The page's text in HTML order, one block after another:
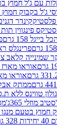
גומי דיפ מקלות עם ג'ל
20 גרם
גוסי
דגנים רביעייה 94 גרם
9 גרם
פרינגלס
ראנץ' 158 גרם
311 גרם
אבקה חמוץ-
ת.סוכר 147ג'
מסטיק חמוץ
מסטיק
מסטיק